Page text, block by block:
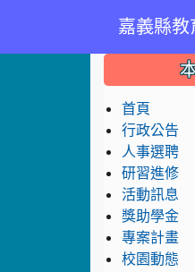
嘉義縣教
:::
首頁
行政公告
人事選聘
研習進修
活動訊息
獎助學金
專案計畫
校園動態